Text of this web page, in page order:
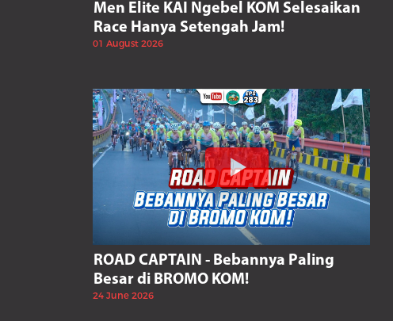
Men Elite KAI Ngebel KOM Selesaikan
Race Hanya Setengah Jam!
01 August 2026
ROAD CAPTAIN - Bebannya Paling
Besar di BROMO KOM!
24 June 2026